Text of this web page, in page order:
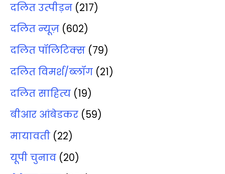
दलित उत्‍पीड़न (217)
दलित न्‍यूज़ (602)
दलित पॉलिटिक्‍स (79)
दलित विमर्श/ब्‍लॉग (21)
दलित साहित्‍य (19)
बीआर आंबेडकर (59)
मायावती (22)
यूपी चुनाव (20)